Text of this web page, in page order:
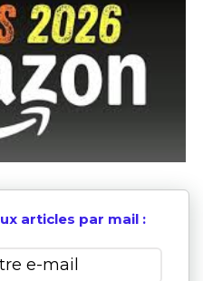
articles par mail :